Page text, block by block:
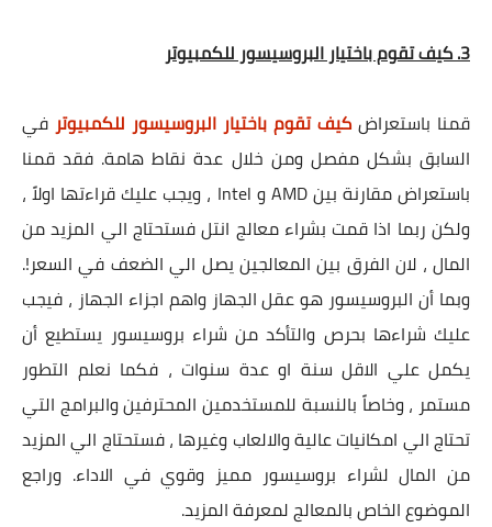
3. كيف تقوم باختيار البروسيسور للكمبيوتر
قمنا باستعراض كيف تقوم باختيار البروسيسور للكمبيوتر في
السابق بشكل مفصل ومن خلال عدة نقاط هامة. فقد قمنا
باستعراض مقارنة بين AMD و Intel ، ويجب عليك قراءتها اولاً ،
ولكن ربما اذا قمت بشراء معالج انتل فستحتاج الي المزيد من
المال ، لان الفرق بين المعالجين يصل الي الضعف في السعر!.
وبما أن البروسيسور هو عقل الجهاز واهم اجزاء الجهاز ، فيجب
عليك شراءها بحرص والتأكد من شراء بروسيسور يستطيع أن
يكمل علي الاقل سنة او عدة سنوات ، فكما نعلم التطور
مستمر ، وخاصاً بالنسبة للمستخدمين المحترفين والبرامج التي
تحتاج الي امكانيات عالية والالعاب وغيرها ، فستحتاج الي المزيد
من المال لشراء بروسيسور مميز وقوي في الاداء. وراجع
الموضوع الخاص بالمعالج لمعرفة المزيد.